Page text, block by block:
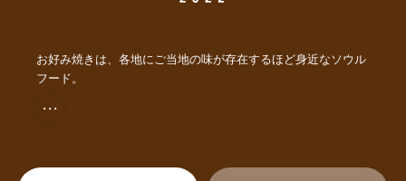
お好み焼きは、各地にご当地の味が存在するほど身近なソウル
フード。
・・・